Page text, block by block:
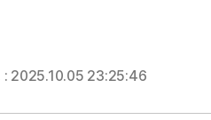
: 2025.10.05 23:25:46